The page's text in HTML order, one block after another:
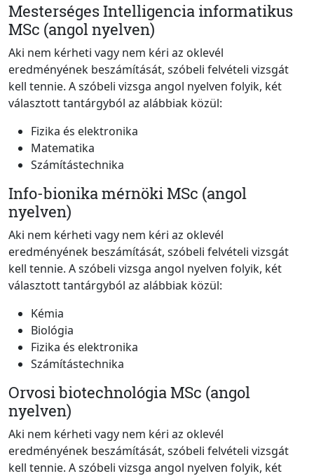
Mesterséges Intelligencia informatikus
MSc (angol nyelven)
Aki nem kérheti vagy nem kéri az oklevél
eredményének beszámítását, szóbeli felvételi vizsgát
kell tennie. A szóbeli vizsga angol nyelven folyik, két
választott tantárgyból az alábbiak közül:
Fizika és elektronika
Matematika
Számítástechnika
Info-bionika mérnöki MSc (angol
nyelven)
Aki nem kérheti vagy nem kéri az oklevél
eredményének beszámítását, szóbeli felvételi vizsgát
kell tennie. A szóbeli vizsga angol nyelven folyik, két
választott tantárgyból az alábbiak közül:
Kémia
Biológia
Fizika és elektronika
Számítástechnika
Orvosi biotechnológia MSc (angol
nyelven)
Aki nem kérheti vagy nem kéri az oklevél
eredményének beszámítását, szóbeli felvételi vizsgát
kell tennie. A szóbeli vizsga angol nyelven folyik, két